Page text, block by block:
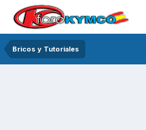
Bricos y Tutoriales